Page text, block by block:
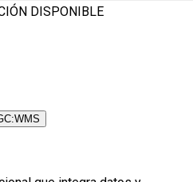
DISPONIBLE